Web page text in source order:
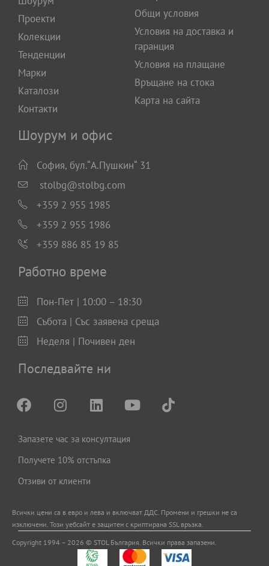
Проекти
Колекции
Тенденции
Марки
Каталози
Контакти
Общи условия
Условия на доставка и
гаранция
Условия на плащане
Връщане на стока
Карта на сайта
Шоурум и офис
София, бул.“А.Пушкин“ 31
stolbg@stolbg.com
+359 2 955 1985
+359 2 955 1986
+359 886 85 19 85
Работно време
Пон-Пет | 10:00 – 18:30
Събота | Със заявена среща
Неделя | Почивен ден
Последвайте ни
Запазете час за консултация
Получете 10% отстъпка
Отзиви от клиенти
Всички цени са в евро и левa и включват ДДС. Промени и грешки не са
изключени. Този уебсайт е защитен с криптирана SSL връзка.
Copyright 1994 – 2026 © STOL България. Всички права запазени.